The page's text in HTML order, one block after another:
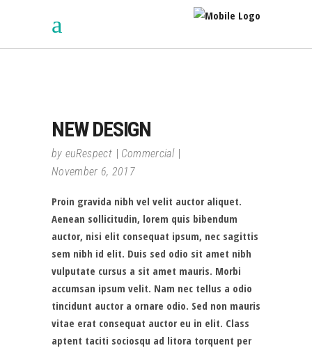
NEW DESIGN
by euRespect
Commercial
November 6, 2017
Proin gravida nibh vel velit auctor aliquet.
Aenean sollicitudin, lorem quis bibendum
auctor, nisi elit consequat ipsum, nec sagittis
sem nibh id elit. Duis sed odio sit amet nibh
vulputate cursus a sit amet mauris. Morbi
accumsan ipsum velit. Nam nec tellus a odio
tincidunt auctor a ornare odio. Sed non mauris
vitae erat consequat auctor eu in elit. Class
aptent taciti sociosqu ad litora torquent per